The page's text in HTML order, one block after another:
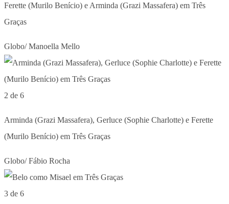
Ferette (Murilo Benício) e Arminda (Grazi Massafera) em Três
Graças
Globo/ Manoella Mello
2 de 6
Arminda (Grazi Massafera), Gerluce (Sophie Charlotte) e Ferette
(Murilo Benício) em Três Graças
Globo/ Fábio Rocha
3 de 6